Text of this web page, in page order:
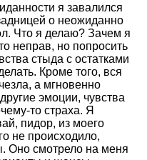
я завалился
о неожиданно
Что я делаю? Зачем я
неправ, но попросить
стыда с остатками
Кроме того, вся
а мгновенно
эмоции, чувства
то страха. Я
пидор, из моего
не происходило,
Оно смотрело на меня